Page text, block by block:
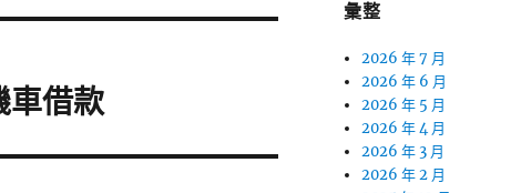
車借款
彙整
2026 年 7 月
2026 年 6 月
2026 年 5 月
2026 年 4 月
2026 年 3 月
2026 年 2 月